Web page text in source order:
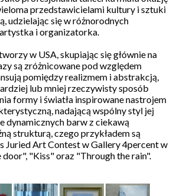
przedstawicielami kultury i sztuki
udzielając się w różnorodnych
i organizatorka.
w USA, skupiając się głównie na
są zróżnicowane pod względem
pomiędzy realizmem i abstrakcją,
lub mniej rzeczywisty sposób
formy i światła inspirowane nastrojem
nadającą wspólny styl jej
dynamicznych barw z ciekawą
strukturą, czego przykładem są
Juried Art Contest w Gallery 4percent w
door", "Kiss" oraz "Through the rain".